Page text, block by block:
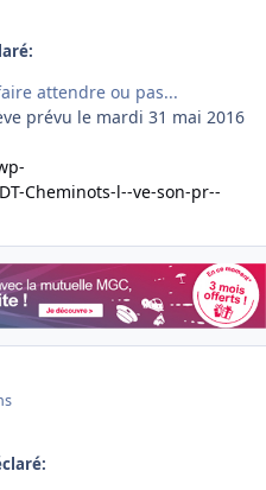
attendre ou pas...
prévu le mardi 31 mai 2016
Cheminots-l--ve-son-pr--